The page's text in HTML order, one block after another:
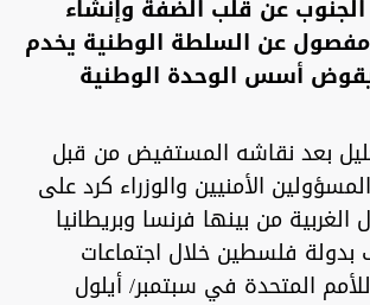
عن قلب الضفة وإنشاء
عن السلطة الوطنية يخدم
أسس الوحدة الوطنية
بعد نقاشه المستفيض من قبل
الأمنيين والوزراء كرد على
من بينها فرنسا وبريطانيا
بدولة فلسطين خلال اجتماعات
المتحدة في سبتمبر/ أيلول